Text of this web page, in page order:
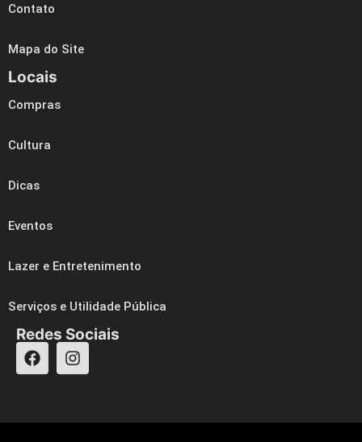
Contato
Mapa do Site
Locais
Compras
Cultura
Dicas
Eventos
Lazer e Entretenimento
Serviços e Utilidade Pública
Redes Sociais